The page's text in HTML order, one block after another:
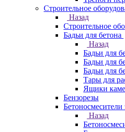
Строительное
Назад
Строительное
Бадьи для бетона
Назад
Бадьи для
Бадьи для
Бадьи для
Тары для
Ящики
Бензорезы
Бетоносмесители
Назад